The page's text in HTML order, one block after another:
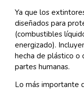
Ya que los
diseñados para
(combustibles
energizado).
hecha de plástico o
partes humanas.
Lo más importante